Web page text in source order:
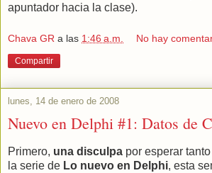
apuntador hacia la clase).
Chava GR a las 1:46 a.m. No hay
Compartir
lunes, 14 de enero de 2008
Nuevo en Delphi #1: Datos de
Primero, una disculpa por esperar
la serie de Lo nuevo en Delphi, esta